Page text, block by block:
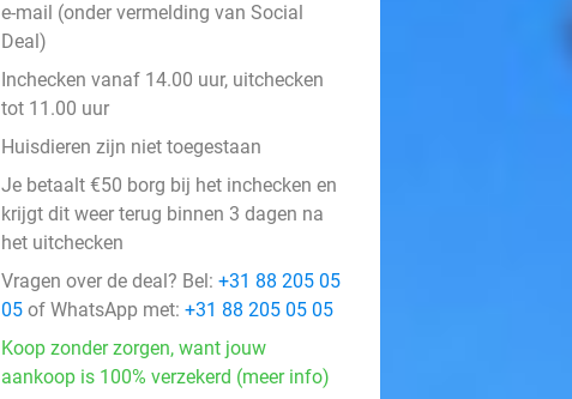
e-mail (onder vermelding van Social
Deal)
Inchecken vanaf 14.00 uur, uitchecken
tot 11.00 uur
Huisdieren zijn niet toegestaan
Je betaalt €50 borg bij het inchecken en
krijgt dit weer terug binnen 3 dagen na
het uitchecken
Vragen over de deal? Bel: +31 88 205 05
05 of WhatsApp met: +31 88 205 05 05
Koop zonder zorgen, want jouw
aankoop is 100% verzekerd (meer info)